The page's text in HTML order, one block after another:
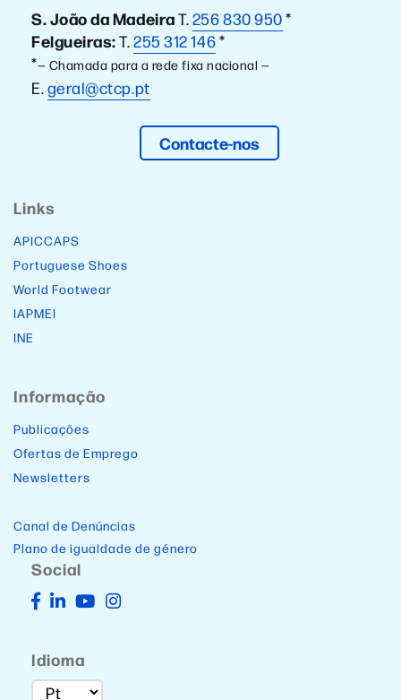
S. João da MadeiraT.256 830 950*
Felgueiras:T.255 312 146*
*— Chamada para a rede fixa nacional —
E.geral@ctcp.pt
Contacte-nos
Links
APICCAPS
Portuguese Shoes
World Footwear
IAPMEI
INE
Informação
Publicações
Ofertas de Emprego
Newsletters
Canal de Denúncias
Plano de igualdade de género
Social
Idioma